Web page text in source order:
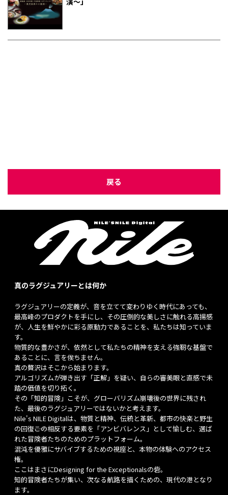
戻る
真のラグジュアリーとは何か
ラグジュアリーの定義が、音を立てて変わりゆく時代にあっても、
最高峰のプロダクトを手にし、その圧倒的な美しさに触れる高揚感
が、人生を鮮やかに彩る原動力であることを、私たちは知っていま
す。
物質的な豊かさが、依然として私たちの精神を支える強靭な基盤で
あることに、言を俟ちません。
真の贅沢はそこから始まります。
アルゴリズムが弾き出す「正解」を疑い、自らの審美眼と直感で未
踏の価値を切り拓く。
その「知的冒険」こそが、グローバリズム崩壊後の世界に残され
た、最後のラグジュアリーではないかと考えます。
Nile's NILE Digitalは、物質と精神、伝統と革新、都市の快楽と野生
の回復――この相反する要素を「アンビバレンス」として愉しむ、選ば
れた冒険者たちのためのプラットフォーム。
混沌を優雅にサバイブするための視座と、本物の体験へのアクセス
権。
ここはまさにDesigning for the Exceptionalsの砦。
知的冒険者たちが集い、次なる航路を描くための、現代の港となり
ます。